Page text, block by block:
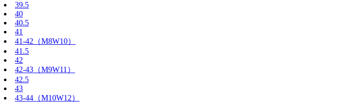
39.5
40
40.5
41
41-42（M8W10）
41.5
42
42-43（M9W11）
42.5
43
43-44（M10W12）